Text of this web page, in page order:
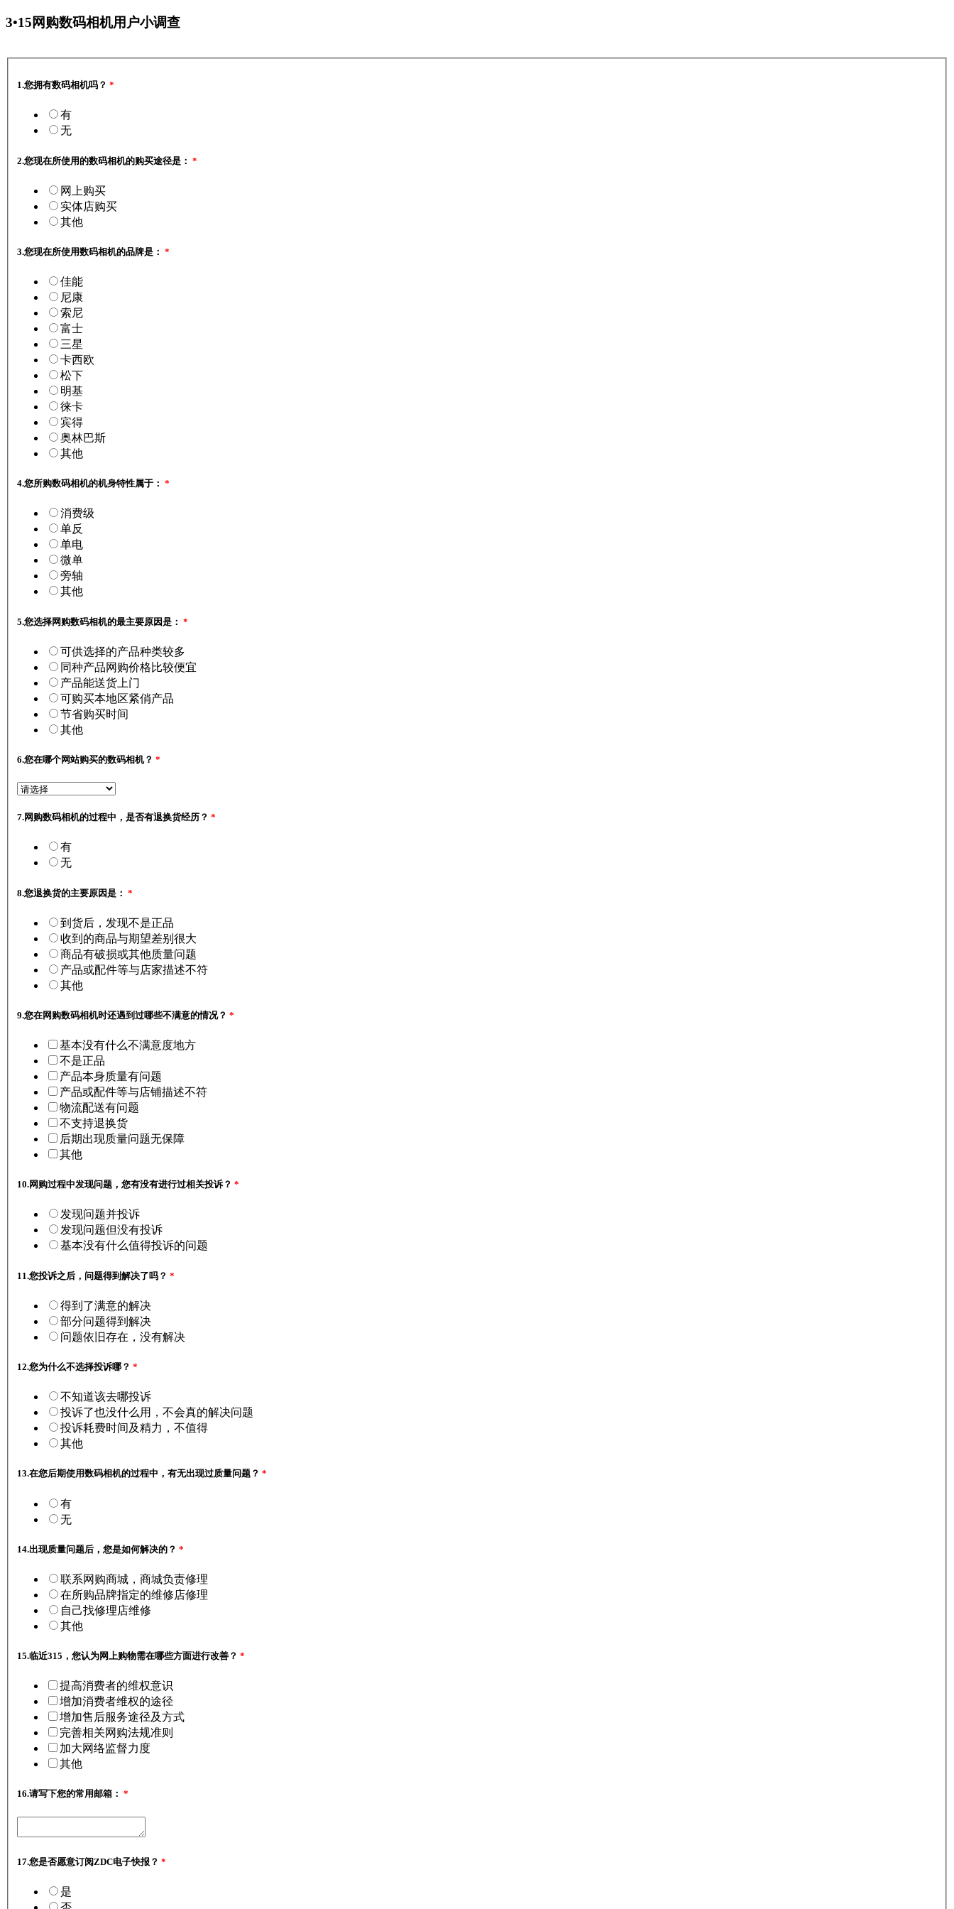
3•15网购数码相机用户小调查
1.您拥有数码相机吗？ *
有
无
2.您现在所使用的数码相机的购买途径是： *
网上购买
实体店购买
其他
3.您现在所使用数码相机的品牌是： *
佳能
尼康
索尼
富士
三星
卡西欧
松下
明基
徕卡
宾得
奥林巴斯
其他
4.您所购数码相机的机身特性属于： *
消费级
单反
单电
微单
旁轴
其他
5.您选择网购数码相机的最主要原因是： *
可供选择的产品种类较多
同种产品网购价格比较便宜
产品能送货上门
可购买本地区紧俏产品
节省购买时间
其他
6.您在哪个网站购买的数码相机？ *
7.网购数码相机的过程中，是否有退换货经历？ *
有
无
8.您退换货的主要原因是： *
到货后，发现不是正品
收到的商品与期望差别很大
商品有破损或其他质量问题
产品或配件等与店家描述不符
其他
9.您在网购数码相机时还遇到过哪些不满意的情况？ *
基本没有什么不满意度地方
不是正品
产品本身质量有问题
产品或配件等与店铺描述不符
物流配送有问题
不支持退换货
后期出现质量问题无保障
其他
10.网购过程中发现问题，您有没有进行过相关投诉？ *
发现问题并投诉
发现问题但没有投诉
基本没有什么值得投诉的问题
11.您投诉之后，问题得到解决了吗？ *
得到了满意的解决
部分问题得到解决
问题依旧存在，没有解决
12.您为什么不选择投诉哪？ *
不知道该去哪投诉
投诉了也没什么用，不会真的解决问题
投诉耗费时间及精力，不值得
其他
13.在您后期使用数码相机的过程中，有无出现过质量问题？ *
有
无
14.出现质量问题后，您是如何解决的？ *
联系网购商城，商城负责修理
在所购品牌指定的维修店修理
自己找修理店维修
其他
15.临近315，您认为网上购物需在哪些方面进行改善？ *
提高消费者的维权意识
增加消费者维权的途径
增加售后服务途径及方式
完善相关网购法规准则
加大网络监督力度
其他
16.请写下您的常用邮箱： *
17.您是否愿意订阅ZDC电子快报？ *
是